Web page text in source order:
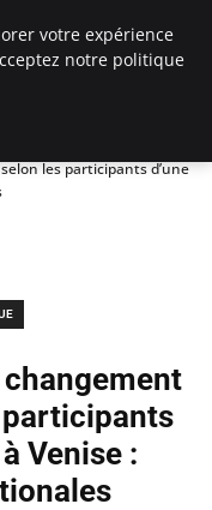
les participants d’une
Venise :
votre expérience
notre politique